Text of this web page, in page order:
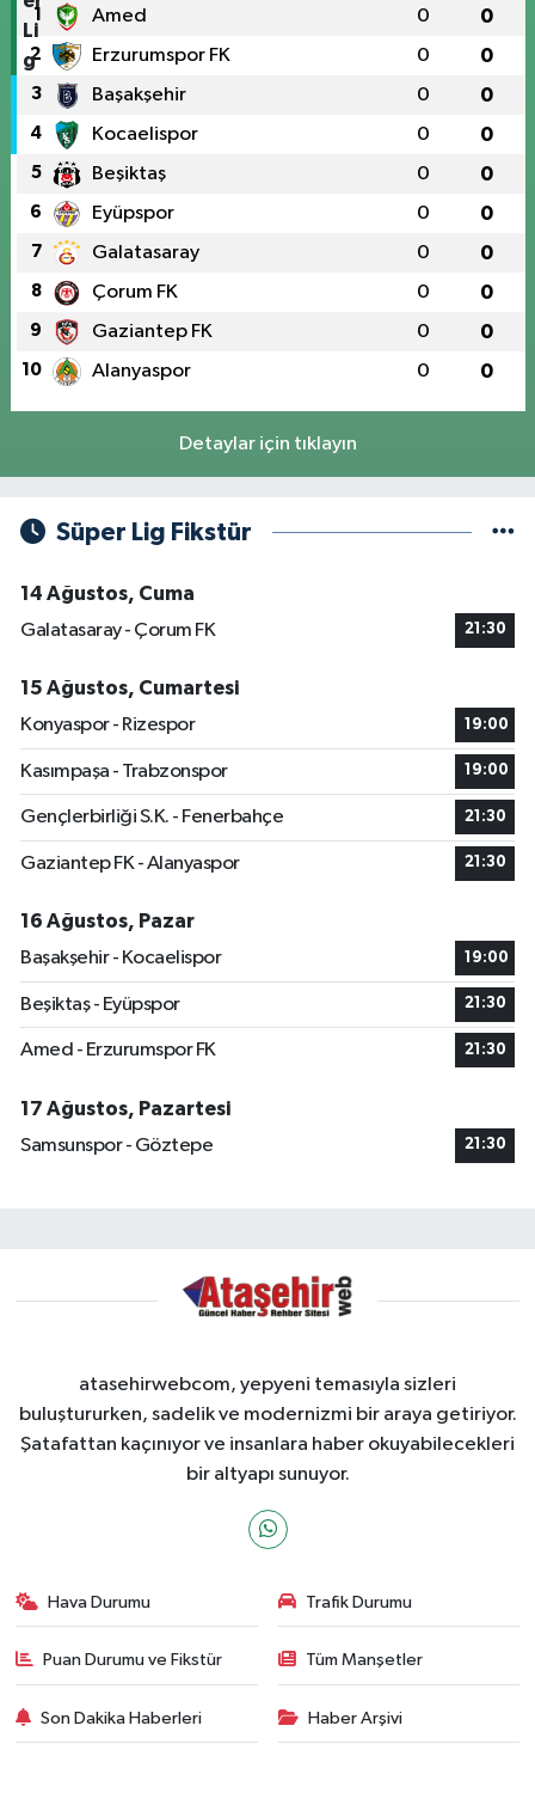
1 Amed 0 0
2 Erzurumspor FK 0 0
3 Başakşehir 0 0
4 Kocaelispor 0 0
5 Beşiktaş 0 0
6 Eyüpspor 0 0
7 Galatasaray 0 0
8 Çorum FK 0 0
9 Gaziantep FK 0 0
10 Alanyaspor 0 0
Detaylar için tıklayın
Süper Lig Fikstür
14 Ağustos, Cuma
Galatasaray - Çorum FK
21:30
15 Ağustos, Cumartesi
Konyaspor - Rizespor
19:00
Kasımpaşa - Trabzonspor 19:00
Gençlerbirliği S.K. - Fenerbahçe 21:30
Gaziantep FK - Alanyaspor 21:30
16 Ağustos, Pazar
Başakşehir - Kocaelispor
19:00
Beşiktaş - Eyüpspor 21:30
Amed - Erzurumspor FK 21:30
17 Ağustos, Pazartesi
Samsunspor - Göztepe
21:30
atasehirwebcom, yepyeni temasıyla sizleri
buluştururken, sadelik ve modernizmi bir araya getiriyor.
Şatafattan kaçınıyor ve insanlara haber okuyabilecekleri
bir altyapı sunuyor.
Hava Durumu Trafik Durumu
Puan Durumu ve Fikstür Tüm Manşetler
Son Dakika Haberleri Haber Arşivi